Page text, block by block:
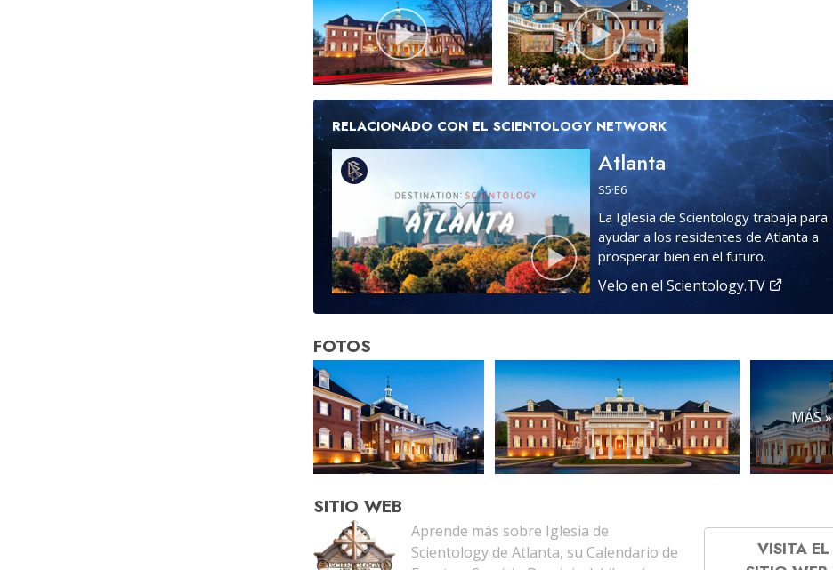
RELACIONADO CON EL SCIENTOLOGY NETWORK
Atlanta
S5·E6
La Iglesia de Scientology trabaja para
ayudar a los residentes de Atlanta a
prosperar bien en el futuro.
Velo en el Scientology.TV
FOTOS
MÁS »
SITIO WEB
Aprende más sobre Iglesia de
Scientology de Atlanta, su Calendario de
VISITA EL